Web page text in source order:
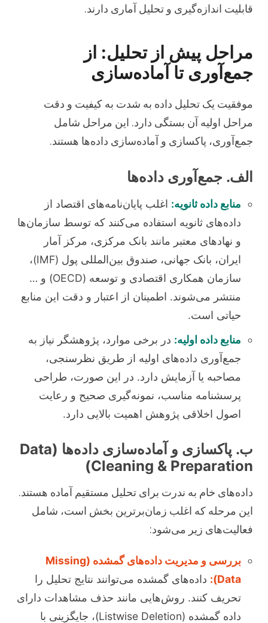
قابلیت اندازه‌گیری و تحلیل آماری دارند.
مراحل پیش از تحلیل: از
جمع‌آوری تا آماده‌سازی
موفقیت یک تحلیل داده به شدت به کیفیت و دقت
مراحل اولیه آن بستگی دارد. این مراحل شامل
جمع‌آوری، پاکسازی و آماده‌سازی داده‌ها هستند.
الف. جمع‌آوری داده‌ها
منابع داده ثانویه: اغلب پایان‌نامه‌های اقتصاد از
داده‌های ثانویه استفاده می‌کنند که توسط سازمان‌ها
و نهادهای معتبر مانند بانک مرکزی، مرکز آمار
ایران، بانک جهانی، صندوق بین‌المللی پول (IMF)،
سازمان همکاری اقتصادی و توسعه (OECD) و …
منتشر می‌شوند. اطمینان از اعتبار و دقت این منابع
حیاتی است.
منابع داده اولیه: در برخی موارد، پژوهشگر نیاز به
جمع‌آوری داده‌های اولیه از طریق نظرسنجی،
مصاحبه یا آزمایش دارد. در این صورت، طراحی
پرسشنامه مناسب، نمونه‌گیری صحیح و رعایت
اصول اخلاقی پژوهش اهمیت بالایی دارد.
ب. پاکسازی و آماده‌سازی داده‌ها (Data
Cleaning & Preparation)
داده‌های خام به ندرت برای تحلیل مستقیم آماده هستند.
این مرحله که اغلب زمان‌برترین بخش است، شامل
فعالیت‌های زیر می‌شود:
بررسی و مدیریت داده‌های گمشده (Missing
Data):
داده‌های گمشده می‌توانند نتایج تحلیل را
تحریف کنند. روش‌هایی مانند حذف مشاهدات دارای
داده گمشده (Listwise Deletion)، جایگزینی با